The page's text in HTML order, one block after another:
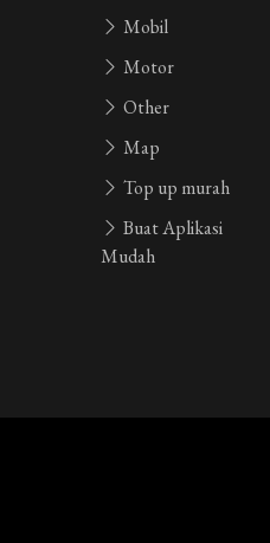
Mobil
Motor
Other
Map
Top up murah
Buat Aplikasi
Mudah